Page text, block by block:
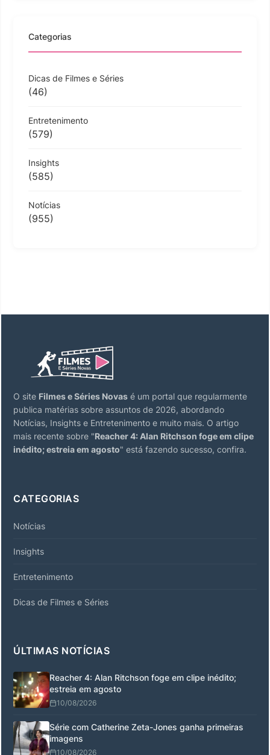
Categorias
Dicas de Filmes e Séries
(46)
Entretenimento
(579)
Insights
(585)
Notícias
(955)
O site Filmes e Séries Novas é um portal que regularmente
publica matérias sobre assuntos de 2026, abordando
Notícias, Insights e Entretenimento e muito mais. O artigo
mais recente sobre "Reacher 4: Alan Ritchson foge em clipe
inédito; estreia em agosto" está fazendo sucesso, confira.
CATEGORIAS
Notícias
Insights
Entretenimento
Dicas de Filmes e Séries
ÚLTIMAS NOTÍCIAS
Reacher 4: Alan Ritchson foge em clipe inédito;
estreia em agosto
10/08/2026
Série com Catherine Zeta-Jones ganha primeiras
imagens
10/08/2026